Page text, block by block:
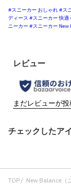
#スニーカー おしゃれ#ス
ディース #スニーカー 快適
ニーカー #スニーカー New
チェックしたア
TOP New Balance（